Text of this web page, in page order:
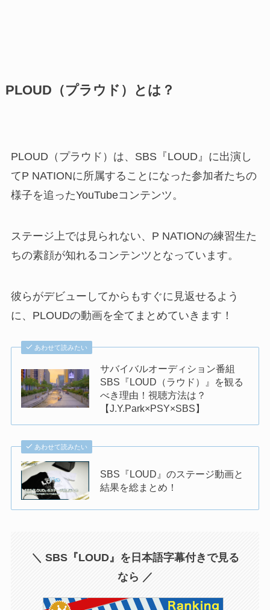
PLOUD（プラウド）とは？
PLOUD（プラウド）は、SBS『LOUD』に出演し
てP NATIONに所属することになった参加者たちの
様子を追ったYouTubeコンテンツ。
ステージ上では見られない、P NATIONの練習生た
ちの素顔が知れるコンテンツとなっています。
彼らがデビューしてからもすぐに見返せるよう
に、PLOUDの動画を全てまとめていきます！
あわせて読みたい
サバイバルオーディション番組
SBS『LOUD（ラウド）』を観る
べき理由！視聴方法は？
【J.Y.Park×PSY×SBS】
あわせて読みたい
SBS『LOUD』のステージ動画と
結果を総まとめ！
＼ SBS『LOUD』を日本語字幕付きで見る
なら ／